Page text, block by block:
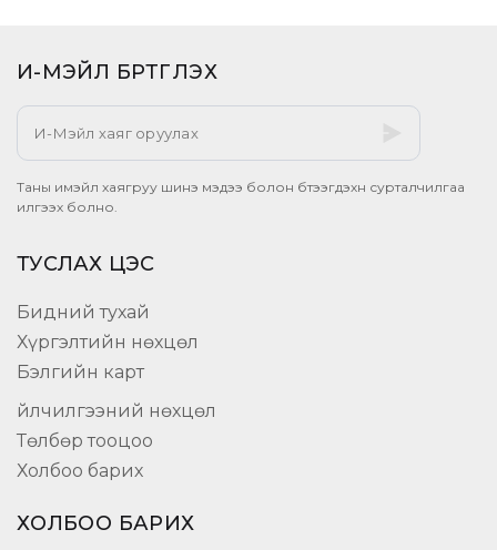
И-МЭЙЛ БҮРТГҮҮЛЭХ​
Таны имэйл хаягруу шинэ мэдээ болон бүтээгдэхүүн сурталчилгаа
илгээх болно.
ТУСЛАХ ЦЭС
Бидний тухай
Хүргэлтийн нөхцөл
Бэлгийн карт
Үйлчилгээний нөхцөл
Төлбөр тооцоо
Холбоо барих
ХОЛБОО БАРИХ